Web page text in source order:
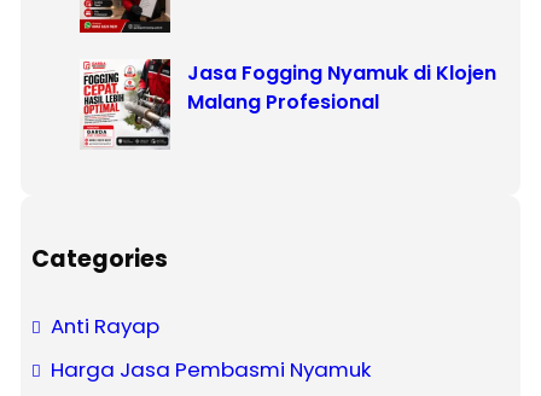
Jasa Fogging Nyamuk di Klojen
Malang Profesional
Categories
Anti Rayap
Harga Jasa Pembasmi Nyamuk